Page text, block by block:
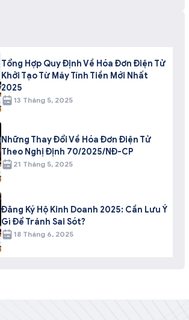
Tổng Hợp Quy Định Về Hóa Đơn Điện Tử
Khởi Tạo Từ Máy Tính Tiền Mới Nhất
2025
13 Tháng 5, 2025
Những Thay Đổi Về Hóa Đơn Điện Tử
Theo Nghị Định 70/2025/NĐ-CP
21 Tháng 5, 2025
Đăng Ký Hộ Kinh Doanh 2025: Cần Lưu Ý
Gì Để Tránh Sai Sót?
18 Tháng 6, 2025